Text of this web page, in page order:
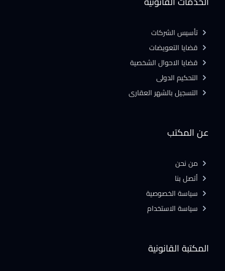
المكتبة القانونية
عن المكتب
من نحن
أتصل بنا
سياسة الخصوصية
سياسة الاستخدام
الخدمات القانونية
تأسيس الشركات
قضايا التعويضات
قضايا الاحوال الشخصية
التحكيم الدولى
التسجيل بالشهر العقارى